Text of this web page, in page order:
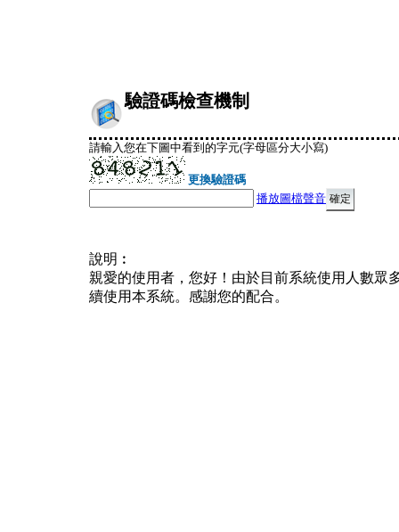
驗證碼檢查機制
請輸入您在下圖中看到的字元(字母區分大小寫)
更換驗證碼
播放圖檔聲音
說明︰
親愛的使用者，您好！由於目前系統使用人數眾
續使用本系統。感謝您的配合。